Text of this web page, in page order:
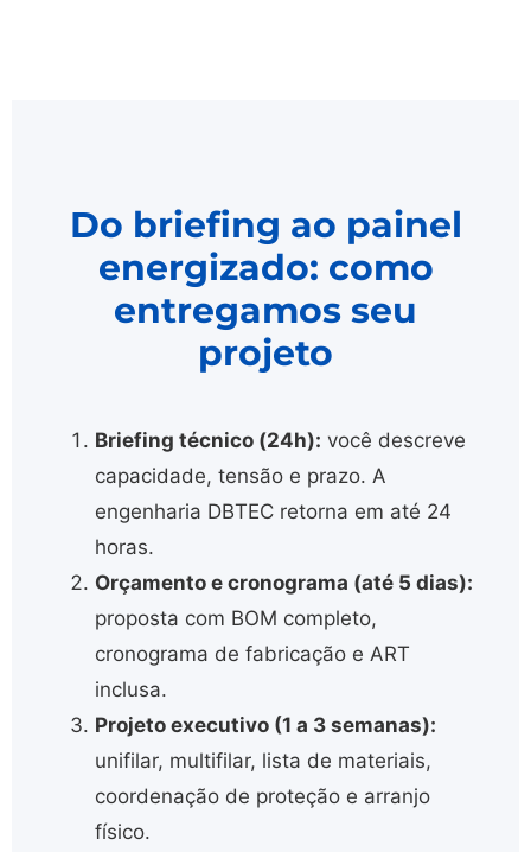
Do briefing ao painel
energizado: como
entregamos seu
projeto
Briefing técnico (24h): você descreve
capacidade, tensão e prazo. A
engenharia DBTEC retorna em até 24
horas.
Orçamento e cronograma (até 5 dias):
proposta com BOM completo,
cronograma de fabricação e ART
inclusa.
Projeto executivo (1 a 3 semanas):
unifilar, multifilar, lista de materiais,
coordenação de proteção e arranjo
físico.